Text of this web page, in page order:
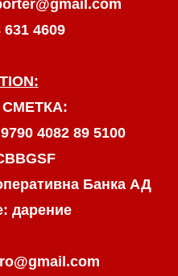
4609
4082 89 5100
Банка АД
дарение